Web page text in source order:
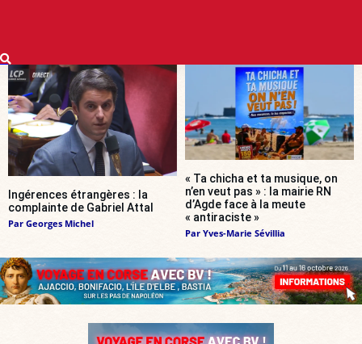
Ingérences étrangères : la
complainte de Gabriel Attal
Par Georges Michel
« Ta chicha et ta musique, on
n’en veut pas » : la mairie RN
d’Agde face à la meute
« antiraciste »
Par Yves-Marie Sévillia